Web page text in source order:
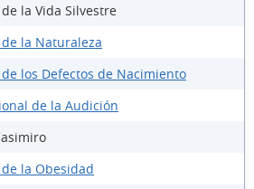
la Vida Silvestre
la Naturaleza
los Defectos de Nacimiento
de la Audición
la Obesidad